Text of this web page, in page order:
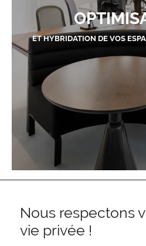
ET HYBRIDATION DE VOS
Nous respectons
vie privée !